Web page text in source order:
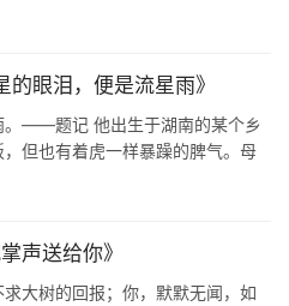
眼泪，便是流星雨》
。——题记 他出生于湖南的某个乡
但也有着虎一样暴躁的脾气。母
声送给你》
大树的回报；你，默默无闻，如